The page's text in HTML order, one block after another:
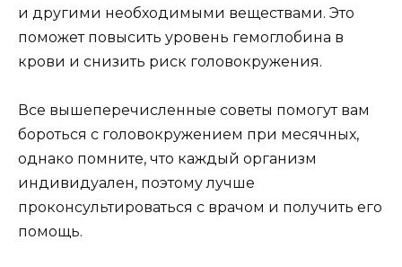
и другими необходимыми веществами. Это
поможет повысить уровень гемоглобина в
крови и снизить риск головокружения.
Все вышеперечисленные советы помогут вам
бороться с головокружением при месячных,
однако помните, что каждый организм
индивидуален, поэтому лучше
проконсультироваться с врачом и получить его
помощь.